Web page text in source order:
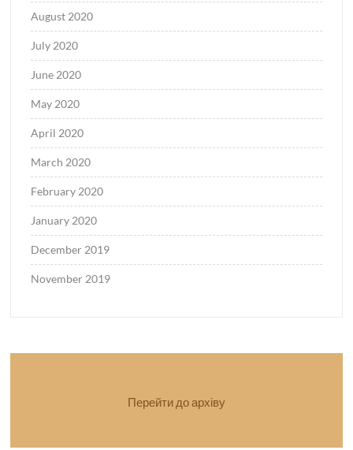
August 2020
July 2020
June 2020
May 2020
April 2020
March 2020
February 2020
January 2020
December 2019
November 2019
Перейти до архіву